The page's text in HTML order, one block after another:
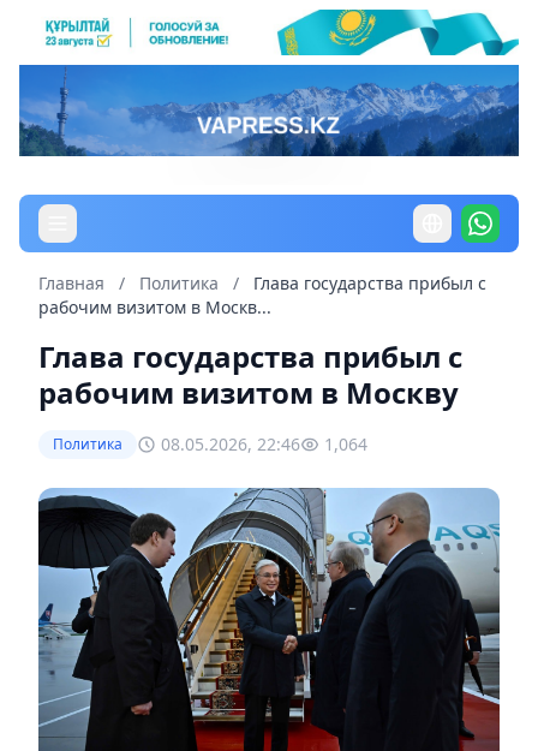
Главная / Политика /
Глава государства прибыл с
рабочим визитом в Москв...
Глава государства прибыл с
рабочим визитом в Москву
Политика 08.05.2026, 22:46 1,064